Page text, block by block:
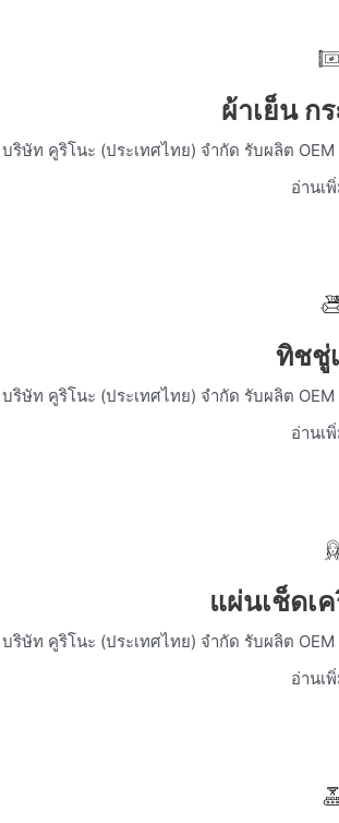
ผ้าเย็น ก
บริษัท คูริโนะ (ประเทศไทย) จำกัด รับผลิต
อ่านเ
ทิชชู่
บริษัท คูริโนะ (ประเทศไทย) จำกัด รับผลิต
อ่านเ
แผ่นเช็ดเ
บริษัท คูริโนะ (ประเทศไทย) จำกัด รับผลิต
อ่านเ